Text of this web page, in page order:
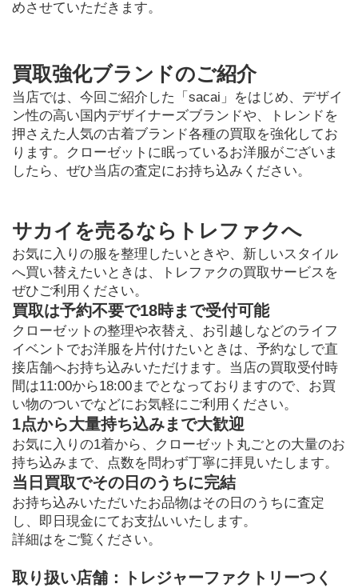
めさせていただきます。
買取強化ブランドのご紹介
当店では、今回ご紹介した「sacai」をはじめ、デザイ
ン性の高い国内デザイナーズブランドや、トレンドを
押さえた人気の古着ブランド各種の買取を強化してお
ります。クローゼットに眠っているお洋服がございま
したら、ぜひ当店の査定にお持ち込みください。
サカイを売るならトレファクへ
お気に入りの服を整理したいときや、新しいスタイル
へ買い替えたいときは、トレファクの買取サービスを
ぜひご利用ください。
買取は予約不要で18時まで受付可能
クローゼットの整理や衣替え、お引越しなどのライフ
イベントでお洋服を片付けたいときは、予約なしで直
接店舗へお持ち込みいただけます。当店の買取受付時
間は11:00から18:00までとなっておりますので、お買
い物のついでなどにお気軽にご利用ください。
1点から大量持ち込みまで大歓迎
お気に入りの1着から、クローゼット丸ごとの大量のお
持ち込みまで、点数を問わず丁寧に拝見いたします。
当日買取でその日のうちに完結
お持ち込みいただいたお品物はその日のうちに査定
し、即日現金にてお支払いいたします。
詳細はをご覧ください。
取り扱い店舗：トレジャーファクトリーつく